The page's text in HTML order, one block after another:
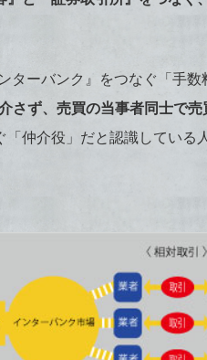
ターバンク』をつなぐ「手
さず、売買の当事者同士で
「仲介役」だと認識してい